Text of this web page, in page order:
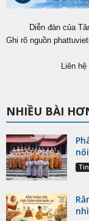
Diễn đàn của
Ghi rõ nguồn
Liên
NHIỀU BÀI